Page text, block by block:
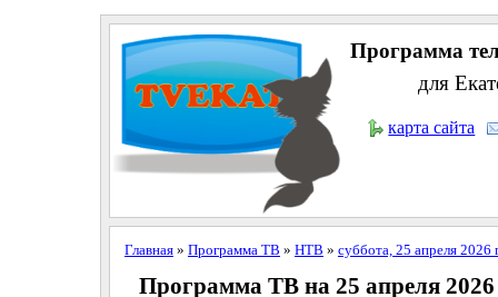
Программа
для
карта сайта
Главная» Программа ТВ » НТВ » суббота, 25 апреля 2026
Программа ТВ на 25 апреля 2026